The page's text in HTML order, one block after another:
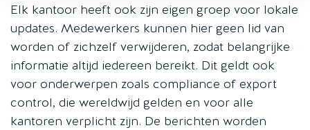
Elk kantoor heeft ook zijn eigen groep voor lokale
updates. Medewerkers kunnen hier geen lid van
worden of zichzelf verwijderen, zodat belangrijke
informatie altijd iedereen bereikt. Dit geldt ook
voor onderwerpen zoals compliance of export
control, die wereldwijd gelden en voor alle
kantoren verplicht zijn. De berichten worden